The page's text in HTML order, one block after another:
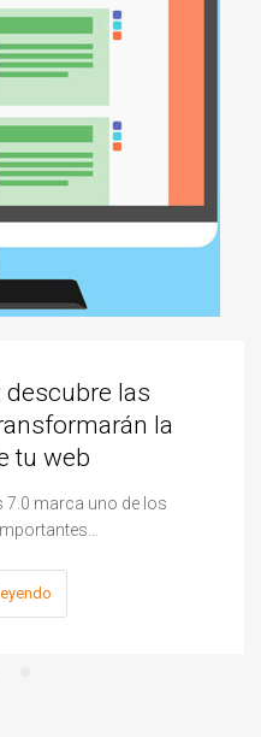
descubre las
la
tu web
7.0 marca uno de los